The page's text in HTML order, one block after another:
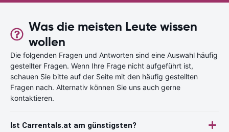
Was die meisten Leute wissen
wollen
Die folgenden Fragen und Antworten sind eine Auswahl häufig
gestellter Fragen. Wenn Ihre Frage nicht aufgeführt ist,
schauen Sie bitte auf der Seite mit den häufig gestellten
Fragen nach. Alternativ können Sie uns auch gerne
kontaktieren.
Ist Carrentals.at am günstigsten?